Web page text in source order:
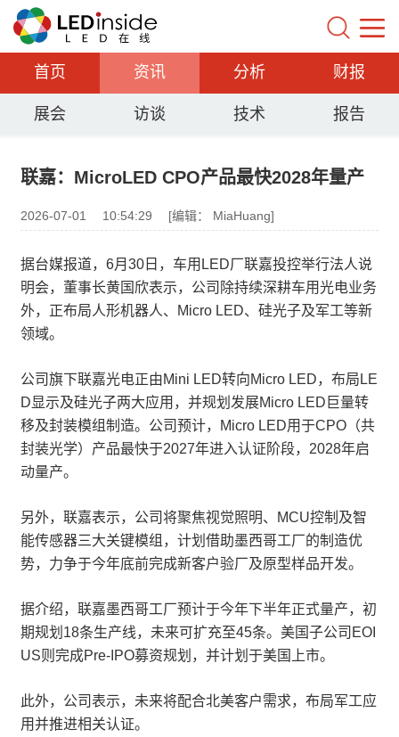
首页 资讯 分析 财报
展会 访谈 技术 报告
联嘉：MicroLED CPO产品最快2028年量产
2026-07-01 10:54:29 [编辑： MiaHuang]
据台媒报道，6月30日，车用LED厂联嘉投控举行法人说
明会，董事长黄国欣表示，公司除持续深耕车用光电业务
外，正布局人形机器人、Micro LED、硅光子及军工等新
领域。
公司旗下联嘉光电正由Mini LED转向Micro LED，布局LE
D显示及硅光子两大应用，并规划发展Micro LED巨量转
移及封装模组制造。公司预计，Micro LED用于CPO（共
封装光学）产品最快于2027年进入认证阶段，2028年启
动量产。
另外，联嘉表示，公司将聚焦视觉照明、MCU控制及智
能传感器三大关键模组，计划借助墨西哥工厂的制造优
势，力争于今年底前完成新客户验厂及原型样品开发。
据介绍，联嘉墨西哥工厂预计于今年下半年正式量产，初
期规划18条生产线，未来可扩充至45条。美国子公司EOI
US则完成Pre-IPO募资规划，并计划于美国上市。
此外，公司表示，未来将配合北美客户需求，布局军工应
用并推进相关认证。